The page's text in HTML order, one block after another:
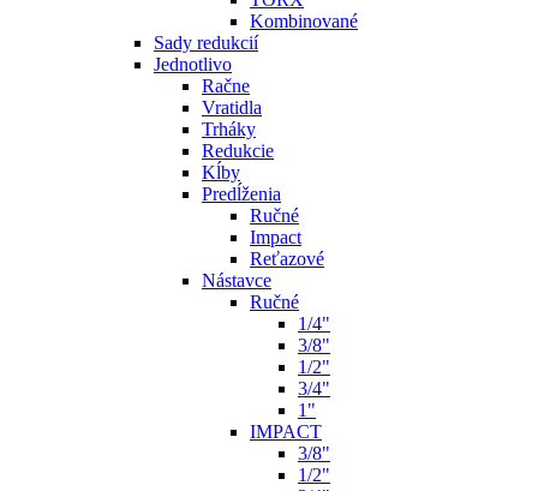
Kombinované
Sady redukcií
Jednotlivo
Račne
Vratidla
Trháky
Redukcie
Kĺby
Predĺženia
Ručné
Impact
Reťazové
Nástavce
Ručné
1/4"
3/8"
1/2"
3/4"
1"
IMPACT
3/8"
1/2"